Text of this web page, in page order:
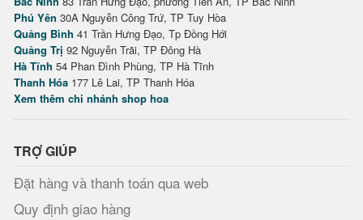
Phú Yên 30A Nguyễn Công Trứ, TP Tuy Hòa
Quảng Bình 41 Trần Hưng Đạo, Tp Đồng Hới
Quảng Trị 92 Nguyễn Trãi, TP Đông Hà
Hà Tĩnh 54 Phan Đình Phùng, TP Hà Tĩnh
Thanh Hóa 177 Lê Lai, TP Thanh Hóa
Xem thêm chi nhánh shop hoa
TRỢ GIÚP
Đặt hàng và thanh toán qua web
Quy định giao hàng